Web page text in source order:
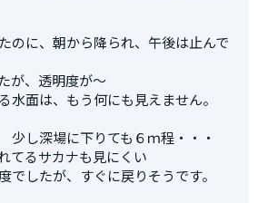
のに、朝から降られ、午後は止んで
が、透明度が～
水面は、もう何にも見えません。
し深場に下りても６ｍ程・・・
てるサカナも見にくい
でしたが、すぐに戻りそうです。